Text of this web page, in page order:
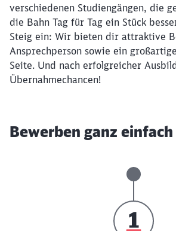
verschiedenen Studiengängen, die
die Bahn Tag für Tag ein Stück
Steig ein: Wir bieten dir attraktive
Ansprechperson sowie ein
Seite. Und nach erfolgreicher
Übernahmechancen!
Bewerben ganz einfach